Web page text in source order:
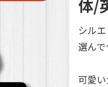
体/
シル
選ん
可愛